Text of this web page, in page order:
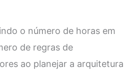
o número de horas em
de regras de
ao planejar a arquitetura